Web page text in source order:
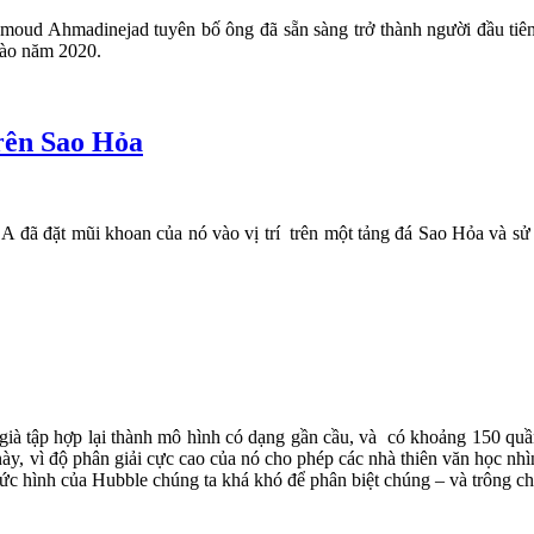
Ahmadinejad tuyên bố ông đã sẵn sàng trở thành người đầu
năm 2020.
Sao Hỏa
đã đặt mũi khoan của nó vào vị trí trên một tảng đá Sao Hỏa và
tập hợp lại thành mô hình có dạng gần cầu, và có khoảng 150
vì độ phân giải cực cao của nó cho phép các nhà thiên văn học
hình của Hubble chúng ta khá khó để phân biệt chúng – và trông